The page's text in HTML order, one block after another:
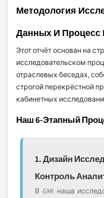
Методология
Данных И Процесс
Этот отчёт основан на
исследовательском
отраслевых беседах,
строгой перекрёстной
кабинетных
Наш 6-Этапный
1. Дизайн
Контроль
В GMI наша